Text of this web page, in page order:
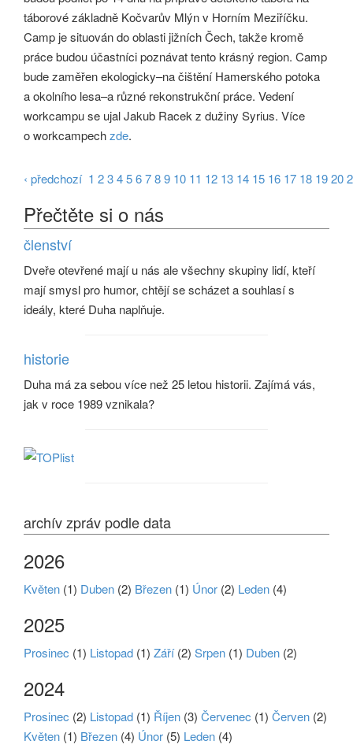
táborové základně Kočvarův Mlýn v Horním Meziříčku.
Camp je situován do oblasti jižních Čech, takže kromě
práce budou účastníci poznávat tento krásný region. Camp
bude zaměřen ekologicky–na čištění Hamerského potoka
a okolního lesa–a různé rekonstrukční práce. Vedení
workcampu se ujal Jakub Racek z dužiny Syrius. Více
o workcampechzde.
‹ předchozí 1 23456789 10 11 12 13 14 15 16 17 18 1920
Přečtěte si o nás
členství
Dveře otevřené mají u nás ale všechny skupiny lidí, kteří
mají smysl pro humor, chtějí se scházet a souhlasí s
ideály, které Duha naplňuje.
historie
Duha má za sebou více než 25 letou historii. Zajímá vás,
jak v roce 1989 vznikala?
archív zpráv podle data
2026
Květen (1) Duben (2) Březen (1) Únor (2) Leden (4)
2025
Prosinec (1) Listopad (1) Září(2) Srpen (1) Duben (2)
2024
Prosinec (2) Listopad (1) Říjen (3) Červenec (1) Červen (2)
Květen (1) Březen (4) Únor (5) Leden (4)